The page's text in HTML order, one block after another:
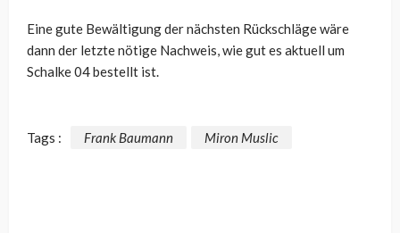
Eine gute Bewältigung der nächsten Rückschläge wäre
dann der letzte nötige Nachweis, wie gut es aktuell um
Schalke 04 bestellt ist.
Tags : Frank Baumann Miron Muslic